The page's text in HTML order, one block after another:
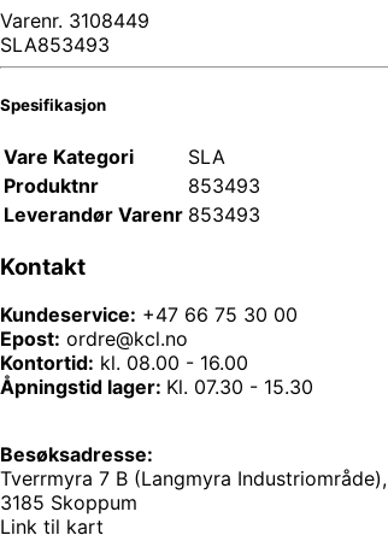
Varenr. 3108449
SLA853493
Spesifikasjon
Vare Kategori
SLA
Produktnr
853493
Leverandør Varenr 853493
Kontakt
Kundeservice: +47 66 75 30 00
Epost: ordre@kcl.no
Kontortid: kl. 08.00 - 16.00
Åpningstid lager: Kl. 07.30 - 15.30
Besøksadresse:
Tverrmyra 7 B (Langmyra Industriområde),
3185 Skoppum
Link til kart